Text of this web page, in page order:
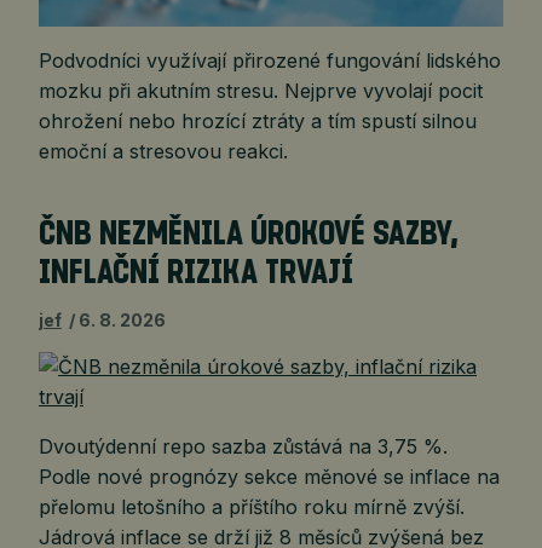
Podvodníci využívají přirozené fungování lidského
mozku při akutním stresu. Nejprve vyvolají pocit
ohrožení nebo hrozící ztráty a tím spustí silnou
emoční a stresovou reakci.
ČNB NEZMĚNILA ÚROKOVÉ SAZBY,
INFLAČNÍ RIZIKA TRVAJÍ
jef 6. 8. 2026
Dvoutýdenní repo sazba zůstává na 3,75 %.
Podle nové prognózy sekce měnové se inflace na
přelomu letošního a příštího roku mírně zvýší.
Jádrová inflace se drží již 8 měsíců zvýšená bez